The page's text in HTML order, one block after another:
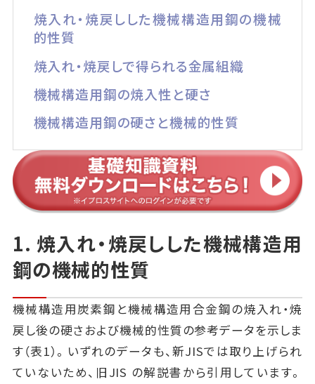
焼入れ・焼戻しした機械構造用鋼の機械
的性質
焼入れ・焼戻しで得られる金属組織
機械構造用鋼の焼入性と硬さ
機械構造用鋼の硬さと機械的性質
1. 焼入れ・焼戻しした機械構造用
鋼の機械的性質
機械構造用炭素鋼と機械構造用合金鋼の焼入れ・焼
戻し後の硬さおよび機械的性質の参考データを示しま
す（表1）。いずれのデータも、新JISでは取り上げられ
ていないため、旧JIS の解説書から引用しています。